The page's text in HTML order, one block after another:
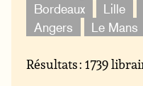
Bordeaux
Lille
Angers
Le Mans
Résultats : 1739